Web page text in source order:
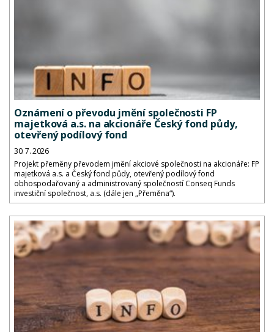
Oznámení o převodu jmění společnosti FP
majetková a.s. na akcionáře Český fond půdy,
otevřený podílový fond
30. 7. 2026
Projekt přeměny převodem jmění akciové společnosti na akcionáře: FP
majetková a.s. a Český fond půdy, otevřený podílový fond
obhospodařovaný a administrovaný společností Conseq Funds
investiční společnost, a.s. (dále jen „Přeměna“).